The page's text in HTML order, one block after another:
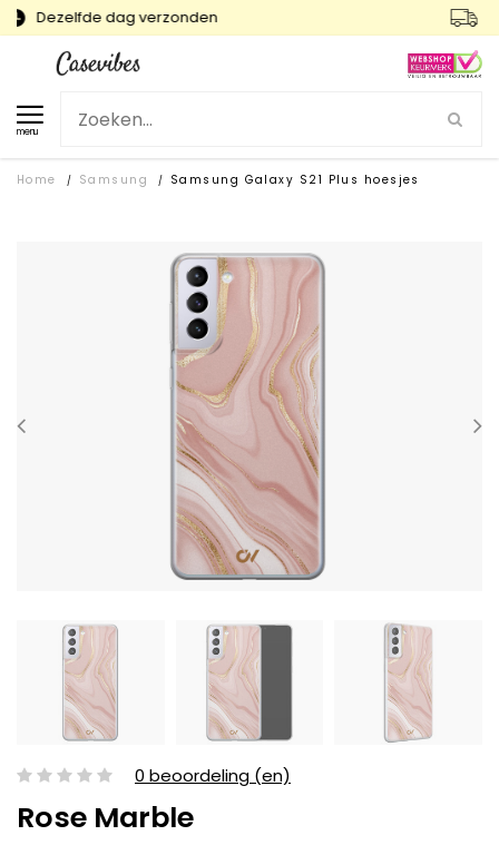
Snelle levering en gratis ruilen
menu
Home / Samsung / Samsung Galaxy S21 Plus hoesjes
0 beoordeling (en)
Rose Marble